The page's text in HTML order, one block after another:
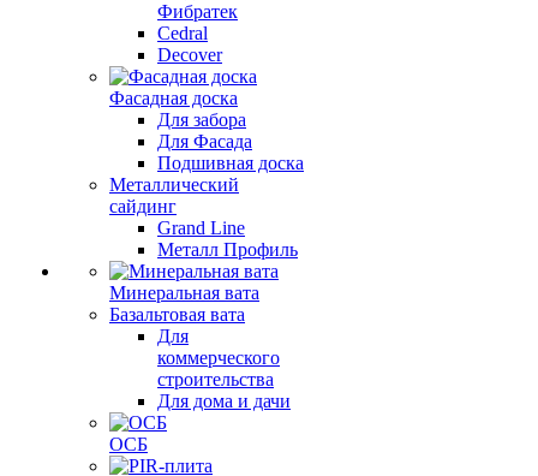
Фибратек
Cedral
Decover
Фасадная доска
Для забора
Для Фасада
Подшивная доска
Металлический
сайдинг
Grand Line
Металл Профиль
Минеральная вата
Базальтовая вата
Для
коммерческого
строительства
Для дома и дачи
ОСБ